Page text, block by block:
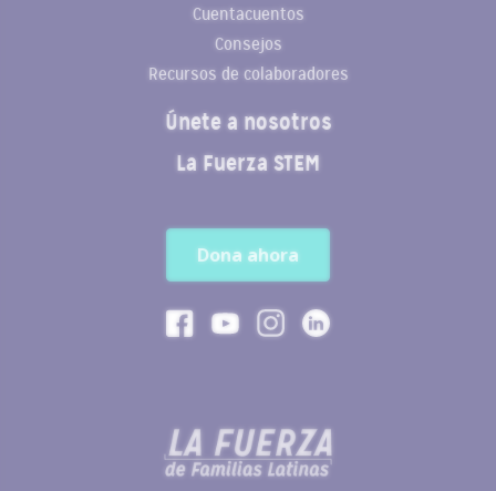
Cuentacuentos
Consejos
Recursos de colaboradores
Únete a nosotros
La Fuerza STEM
Dona ahora